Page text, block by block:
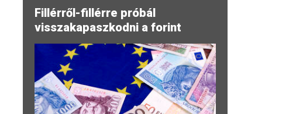
Fillérről-fillérre próbál
visszakapaszkodni a forint